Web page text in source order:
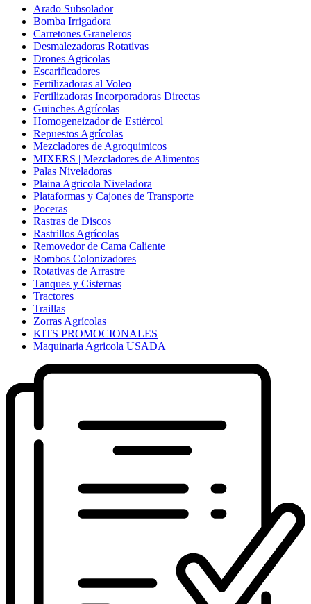
Arado Subsolador
Bomba Irrigadora
Carretones Graneleros
Desmalezadoras Rotativas
Drones Agricolas
Escarificadores
Fertilizadoras al Voleo
Fertilizadoras Incorporadoras Directas
Guinches Agrícolas
Homogeneizador de Estiércol
Repuestos Agrícolas
Mezcladores de Agroquimicos
MIXERS | Mezcladores de Alimentos
Palas Niveladoras
Plaina Agricola Niveladora
Plataformas y Cajones de Transporte
Poceras
Rastras de Discos
Rastrillos Agrícolas
Removedor de Cama Caliente
Rombos Colonizadores
Rotativas de Arrastre
Tanques y Cisternas
Tractores
Traillas
Zorras Agrícolas
KITS PROMOCIONALES
Maquinaria Agricola USADA